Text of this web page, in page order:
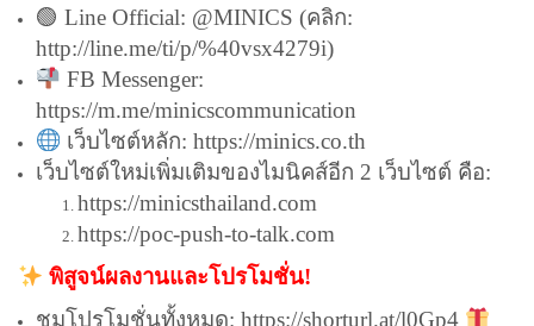
🟢 Line Official: @MINICS (คลิก:
http://line.me/ti/p/%40vsx4279i)
FB Messenger:
https://m.me/minicscommunication
เว็บไซต์หลัก:https://minics.co.th
เว็บไซต์ใหม่เพิ่มเติมของไมนิคส์อีก 2 เว็บไซต์ คือ:
https://minicsthailand.com
https://poc-push-to-talk.com
พิสูจน์ผลงานและโปรโมชั่น!
ชมโปรโมชั่นทั้งหมด: https://shorturl.at/l0Gp4